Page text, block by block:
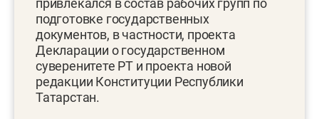
привлекался в состав рабочих групп по
подготовке государственных
документов, в частности, проекта
Декларации о государственном
суверенитете РТ и проекта новой
редакции Конституции Республики
Татарстан.